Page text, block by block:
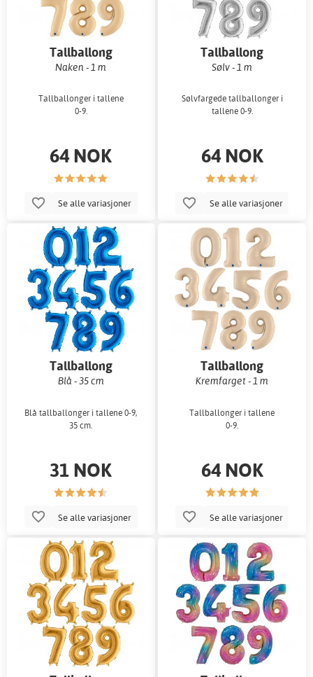
Tallballong
Naken - 1 m
Tallballonger i tallene
0-9.
64 NOK
Se alle variasjoner
Tallballong
Sølv - 1 m
Sølvfargede tallballonger i
tallene 0-9.
64 NOK
Se alle variasjoner
Tallballong
Blå - 35 cm
Blå tallballonger i tallene 0-9,
35 cm.
31 NOK
Se alle variasjoner
Tallballong
Kremfarget - 1 m
Tallballonger i tallene
0-9.
64 NOK
Se alle variasjoner